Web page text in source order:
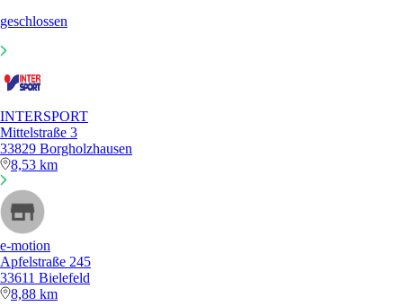
geschlossen
INTERSPORT
Mittelstraße 3
33829 Borgholzhausen
8,53 km
e-motion
Apfelstraße 245
33611 Bielefeld
8,88 km